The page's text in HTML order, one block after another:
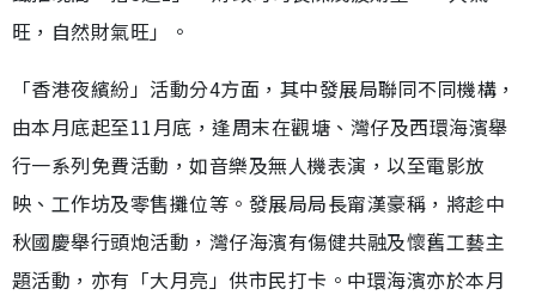
旺，自然財氣旺」。
「香港夜繽紛」活動分4方面，其中發展局聯同不同機構，
由本月底起至11月底，逢周末在觀塘、灣仔及西環海濱舉
行一系列免費活動，如音樂及無人機表演，以至電影放
映、工作坊及零售攤位等。發展局局長甯漢豪稱，將趁中
秋國慶舉行頭炮活動，灣仔海濱有傷健共融及懷舊工藝主
題活動，亦有「大月亮」供市民打卡。中環海濱亦於本月